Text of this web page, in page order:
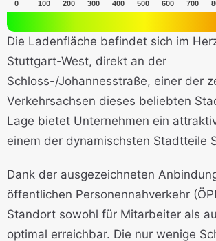
0 100 200 300 400 500 600 700
Die Ladenfläche befindet sich im
Stuttgart-West, direkt an der
Schloss-/Johannesstraße, einer der
Verkehrsachsen dieses beliebten
Lage bietet Unternehmen ein
einem der dynamischsten Stadtteile
Dank der ausgezeichneten
öffentlichen Personennahverkehr
Standort sowohl für Mitarbeiter als
optimal erreichbar. Die nur wenige